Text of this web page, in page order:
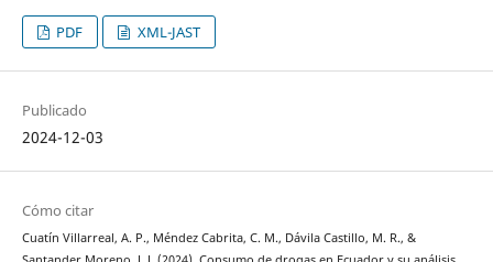
PDF XML-JAST
Publicado
2024-12-03
Cómo citar
Cuatín Villarreal, A. P., Méndez Cabrita, C. M., Dávila Castillo, M. R., &